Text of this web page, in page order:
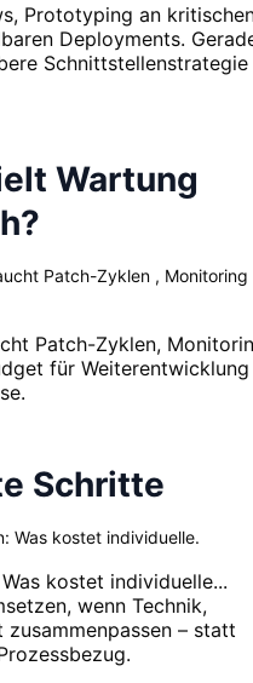
Prototyping an
Deployments.
Schnittstellenstrategie
Wartung
Patch-Zyklen , Monitoring
Patch-Zyklen,
für Weiterentwicklung
Schritte
Was kostet individuelle.
kostet individuelle...
wenn Technik,
– statt